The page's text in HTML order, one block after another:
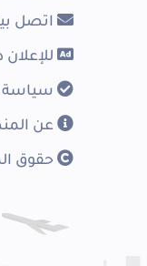
اتصل
سياسة
عن
حقوق